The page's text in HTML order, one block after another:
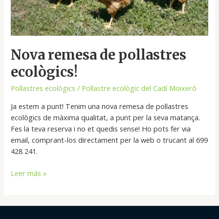
Nova remesa de pollastres
ecològics!
Pollastres ecològics / Pollastre ecològic del Cadí Moixeró
Ja estem a punt! Tenim una nova remesa de pollastres
ecològics de màxima qualitat, a punt per la seva matança.
Fes la teva reserva i no et quedis sense! Ho pots fer via
email, comprant-los directament per la web o trucant al 699
428 241.
Leer más »